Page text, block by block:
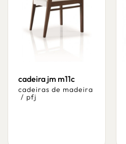
cadeira jm m11c
cadeiras de madeira
/ pfj